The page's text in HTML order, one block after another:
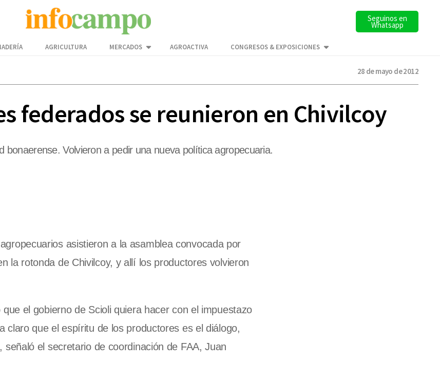
Seguinos en
Whatsapp
AGRICULTURA MERCADOS AGROACTIVA CONGRESOS & EXPOSICIONES
28 de mayo de 2012
federados se reunieron en Chivilcoy
Volvieron a pedir una nueva política agropecuaria.
asistieron a la asamblea convocada por
la rotonda de Chivilcoy, y allí los productores volvieron
el gobierno de Scioli quiera hacer con el impuestazo
claro que el espíritu de los productores es el diálogo,
el secretario de coordinación de FAA, Juan